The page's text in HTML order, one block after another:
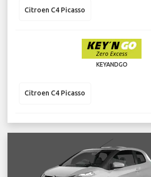
Citroen C4 Picasso
KEYANDGO
Citroen C4 Picasso